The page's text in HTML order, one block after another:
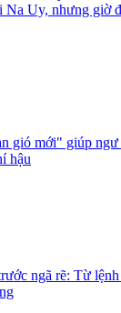
Na Uy, nhưng giờ
gió mới" giúp ngư
hậu
ngã rẽ: Từ